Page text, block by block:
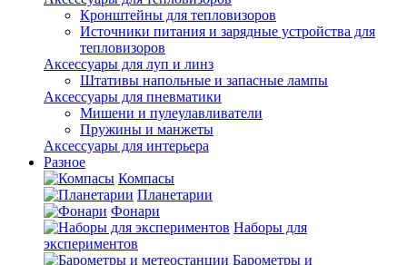
Кронштейны для тепловизоров
Источники питания и зарядные устройства для
тепловизоров
Аксессуары для луп и линз
Штативы напольные и запасные лампы
Аксессуары для пневматики
Мишени и пулеулавливатели
Пружины и манжеты
Аксессуары для интерьера
Разное
Компасы
Планетарии
Фонари
Наборы для
экспериментов
Барометры и